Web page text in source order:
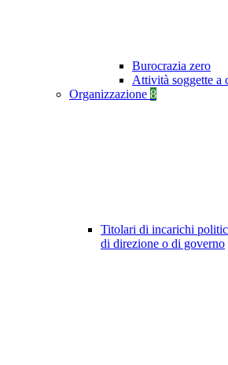
Burocrazia zero
Attività soggette a
Organizzazione 8
Titolari di incarichi
di direzione o di governo